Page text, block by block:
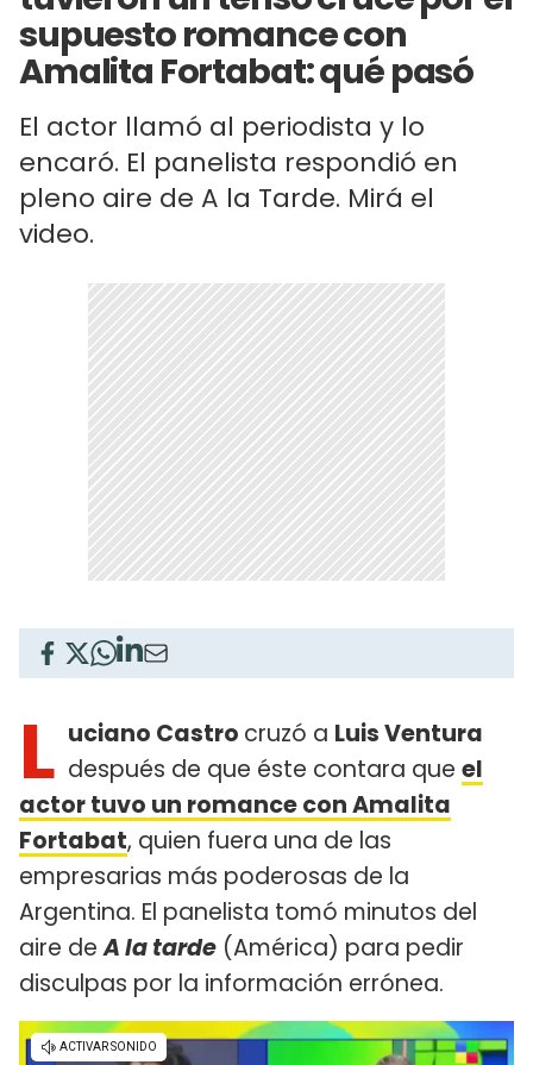
supuesto romance con
Amalita Fortabat: qué pasó
El actor llamó al periodista y lo
encaró. El panelista respondió en
pleno aire de A la Tarde. Mirá el
video.
L uciano Castro cruzó a Luis Ventura
después de que éste contara que el
actor tuvo un romance con Amalita
Fortabat, quien fuera una de las
empresarias más poderosas de la
Argentina. El panelista tomó minutos del
aire deA la tarde (América) para pedir
disculpas por la información errónea.